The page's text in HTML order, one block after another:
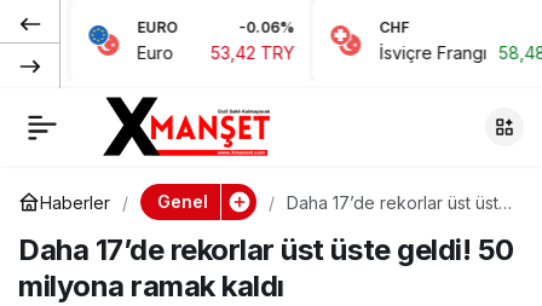
EURO -0.06%
53,42 TRY
CHF
İsviçre Frangı 58,48 TRY
Haberler Genel
Daha 17’de rekorlar üst üste
kaldı
Daha 17’de rekorlar üst üste geldi! 50
milyona ramak kaldı
Erhürman’dan Bilbay
Eminoğlu için taziye
yaşayacak